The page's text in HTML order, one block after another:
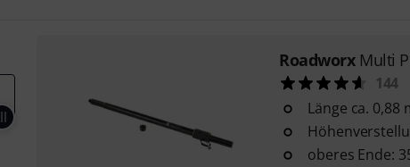
Roadworx Multi
144
Länge ca. 0,88
oberes Ende: